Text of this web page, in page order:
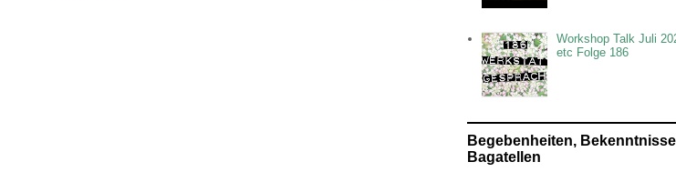
Workshop Talk Juli
etc Folge 186
Begebenheiten,
Bagatellen